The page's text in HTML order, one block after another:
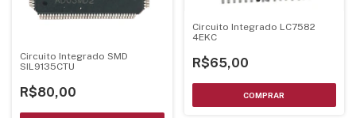
Circuito Integrado SMD
SIL9135CTU
R$80,00
Circuito Integrado LC7582
4EKC
R$65,00